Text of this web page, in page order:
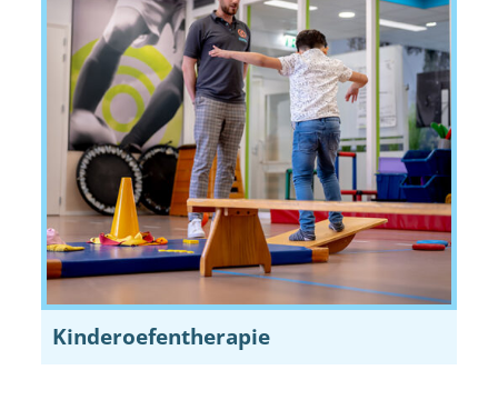
Kinderoefentherapie